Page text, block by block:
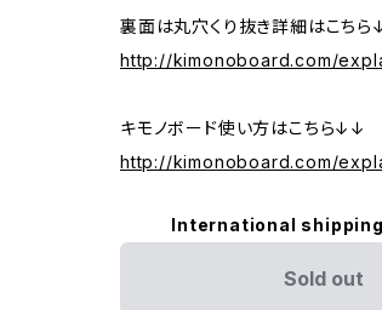
裏面は丸穴くり抜き詳細はこち
http://kimonoboard.com/
キモノボード使い方はこちら↓↓
http://kimonoboard.com/
International
Sold out